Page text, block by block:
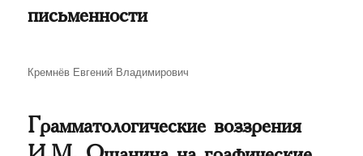
письменности
Автор
Кремнёв Евгений Владимирович
Грамматологические воззрения